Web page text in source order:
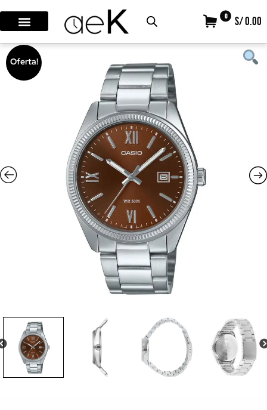
0 S/ 0.00
Oferta!